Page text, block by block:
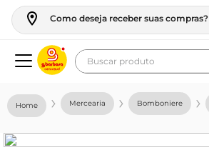
Como deseja receber suas compras?
Buscar produto
Mercearia Bomboniere
geladeira